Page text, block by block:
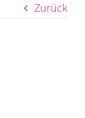
Zurück